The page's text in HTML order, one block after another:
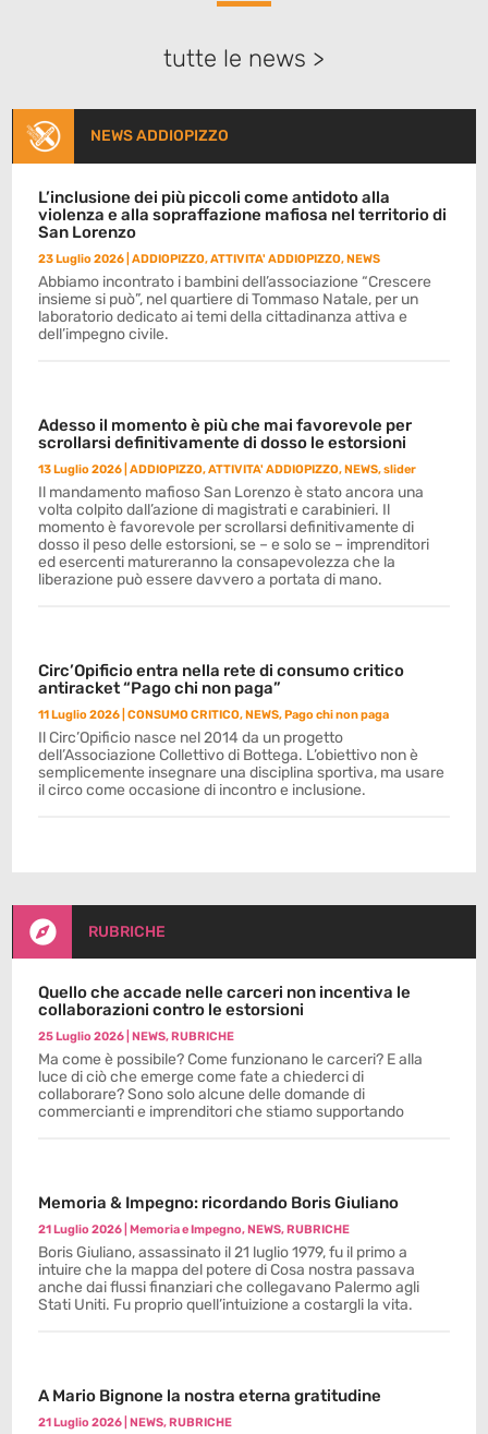
tutte le news >
NEWS ADDIOPIZZO
L’inclusione dei più piccoli come antidoto alla
violenza e alla sopraffazione mafiosa nel territorio di
San Lorenzo
23 Luglio 2026 |ADDIOPIZZO,ATTIVITA' ADDIOPIZZO,NEWS
Abbiamo incontrato i bambini dell’associazione “Crescere
insieme si può”, nel quartiere di Tommaso Natale, per un
laboratorio dedicato ai temi della cittadinanza attiva e
dell’impegno civile.
Adesso il momento è più che mai favorevole per
scrollarsi definitivamente di dosso le estorsioni
13 Luglio 2026 |ADDIOPIZZO,ATTIVITA' ADDIOPIZZO,NEWS,slider
Il mandamento mafioso San Lorenzo è stato ancora una
volta colpito dall’azione di magistrati e carabinieri. Il
momento è favorevole per scrollarsi definitivamente di
dosso il peso delle estorsioni, se – e solo se – imprenditori
ed esercenti matureranno la consapevolezza che la
liberazione può essere davvero a portata di mano.
Circ’Opificio entra nella rete di consumo critico
antiracket “Pago chi non paga”
11 Luglio 2026 |CONSUMO CRITICO,NEWS,Pago chi non paga
Il Circ’Opificio nasce nel 2014 da un progetto
dell’Associazione Collettivo di Bottega. L’obiettivo non è
semplicemente insegnare una disciplina sportiva, ma usare
il circo come occasione di incontro e inclusione.
 RUBRICHE
Quello che accade nelle carceri non incentiva le
collaborazioni contro le estorsioni
25 Luglio 2026 |NEWS,RUBRICHE
Ma come è possibile? Come funzionano le carceri? E alla
luce di ciò che emerge come fate a chiederci di
collaborare? Sono solo alcune delle domande di
commercianti e imprenditori che stiamo supportando
Memoria & Impegno: ricordando Boris Giuliano
21 Luglio 2026 |Memoria e Impegno,NEWS,RUBRICHE
Boris Giuliano, assassinato il 21 luglio 1979, fu il primo a
intuire che la mappa del potere di Cosa nostra passava
anche dai flussi finanziari che collegavano Palermo agli
Stati Uniti. Fu proprio quell’intuizione a costargli la vita.
A Mario Bignone la nostra eterna gratitudine
21 Luglio 2026 |NEWS,RUBRICHE